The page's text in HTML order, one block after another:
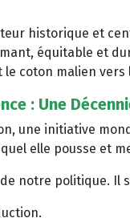
historique et
équitable et
coton malien
: Une
une initiative
elle pousse et
notre politique. Il